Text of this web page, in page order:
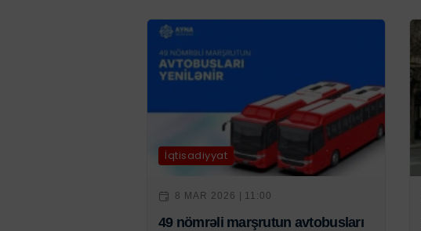
İqtisadiyyat
8 MAR 2026 | 11:00
49 nömrəli marşrutun avtobusları